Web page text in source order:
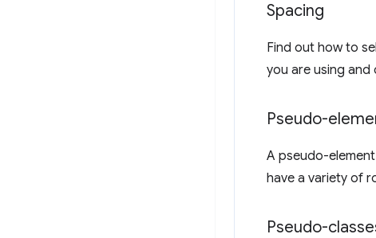
Spacing
Find out how to
you are using
Pseudo-
A pseudo-
have a variety of
Pseudo-